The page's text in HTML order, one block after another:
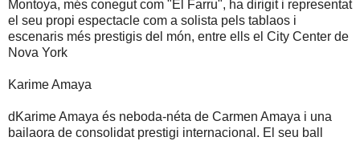
Montoya, més conegut com "El Farru", ha dirigit i representat
el seu propi espectacle com a solista pels tablaos i
escenaris més prestigis del món, entre ells el City Center de
Nova York
Karime Amaya
dKarime Amaya és neboda-néta de Carmen Amaya i una
bailaora de consolidat prestigi internacional. El seu ball